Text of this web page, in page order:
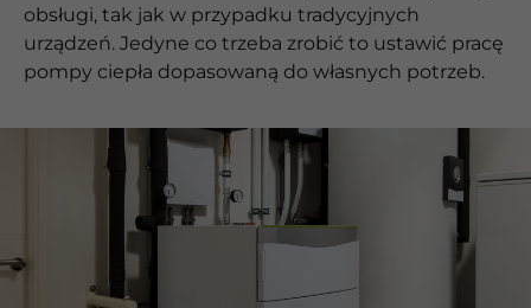
obsługi, tak jak w przypadku tradycyjnych
urządzeń. Jedyne co trzeba zrobić to ustawić pracę
pompy ciepła dopasowaną do własnych potrzeb.